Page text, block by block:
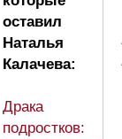
оставил
Наталья
Калачева:
Драка
подростков: